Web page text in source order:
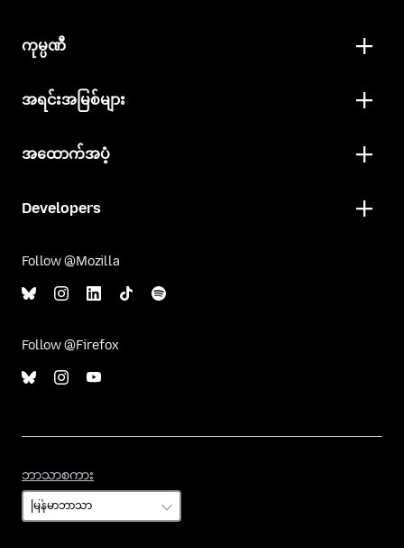
ကုမ္ပဏီ
အရင်းအမြစ်များ
အထောက်အပံ့
Developers
Follow @Mozilla
Follow @Firefox
ဘာသာစကား